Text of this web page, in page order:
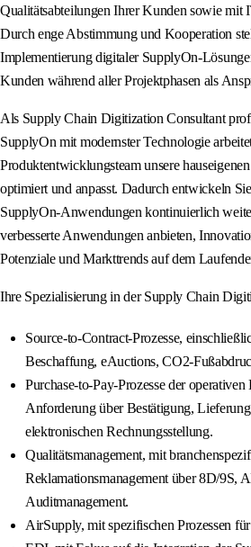
Qualitätsabteilungen Ihrer Kunden sowie mit
Durch enge Abstimmung und Kooperation
Implementierung digitaler SupplyOn-
Kunden während aller Projektphasen als
Als Supply Chain Digitization Consultant
SupplyOn mit modernster Technologie
Produktentwicklungsteam unsere
optimiert und anpasst. Dadurch entwickeln
SupplyOn-Anwendungen kontinuierlich
verbesserte Anwendungen anbieten,
Potenziale und Markttrends auf dem
Ihre Spezialisierung in der Supply Chain
Source-to-Contract-Prozesse,
Beschaffung, eAuctions, CO2-
Purchase-to-Pay-Prozesse der
Anforderung über Bestätigung,
elektronischen Rechnungsstellung.
Qualitätsmanagement, mit
Reklamationsmanagement über 8D/9S,
Auditmanagement.
AirSupply, mit spezifischen Prozessen